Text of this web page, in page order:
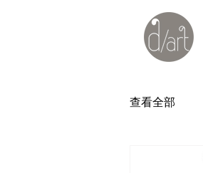
查看全部